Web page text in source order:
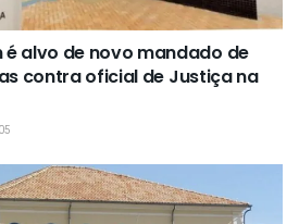
alvo de novo mandado de
contra oficial de Justiça na